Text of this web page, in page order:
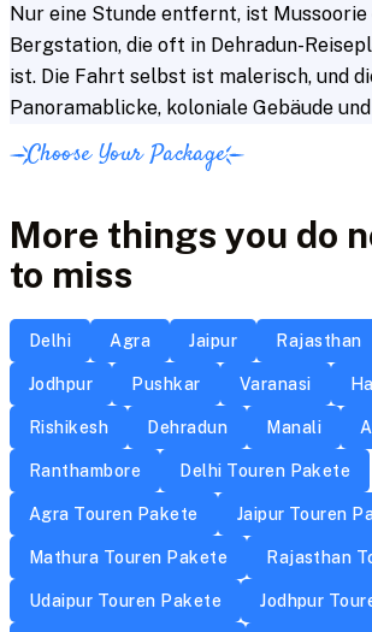
Nur eine Stunde entfernt, ist
Bergstation, die oft in Dehradun-
ist. Die Fahrt selbst ist malerisch, und
Panoramablicke, koloniale Gebäude
Choose Your Package
More things you do
to miss
Delhi Agra Jaipur Rajasthan
Jodhpur Pushkar Varanasi
Rishikesh Dehradun Manali
Ranthambore Delhi Touren Pakete
Agra Touren Pakete Jaipur Touren
Mathura Touren Pakete Rajasthan
Udaipur Touren Pakete Jodhpur